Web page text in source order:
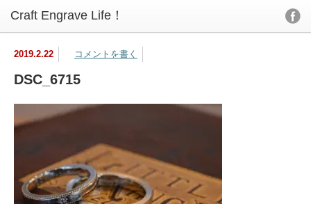
2019.2.22 コメントを書く
DSC_6715